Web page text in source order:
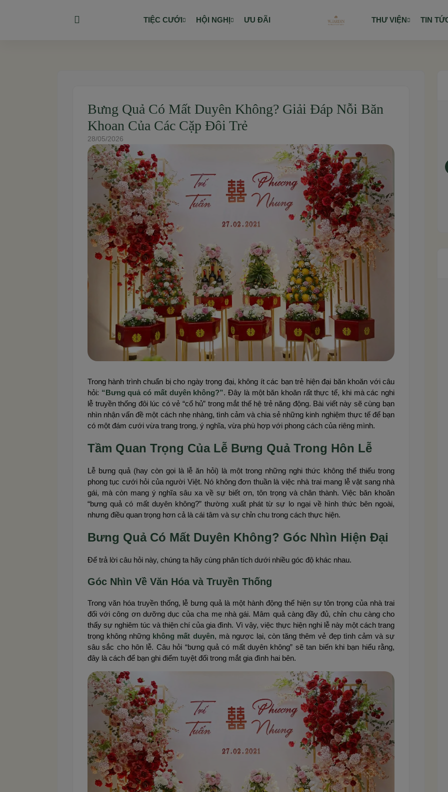
TIỆC CƯỚI HỘI NGHỊ ƯU ĐÃI THƯ VIỆN TIN
Bưng Quả Có Mất Duyên Không? Giải Đáp Nỗi Băn
Khoan Của Các Cặp Đôi Trẻ
28/05/2026
Trong hành trình chuẩn bị cho ngày trọng đại, không ít các bạn trẻ hiện đại băn khoăn với câu
hỏi: “Bưng quả có mất duyên không?”. Đây là một băn khoăn rất thực tế, khi mà các nghi
lễ truyền thống đôi lúc có vẻ “cổ hủ” trong mắt thế hệ trẻ năng động. Bài viết này sẽ cùng bạn
nhìn nhận vấn đề một cách nhẹ nhàng, tình cảm và chia sẻ những kinh nghiệm thực tế để bạn
có một đám cưới vừa trang trọng, ý nghĩa, vừa phù hợp với phong cách của riêng mình.
Tầm Quan Trọng Của Lễ Bưng Quả Trong Hôn Lễ
Lễ bưng quả (hay còn gọi là lễ ăn hỏi) là một trong những nghi thức không thể thiếu trong
phong tục cưới hỏi của người Việt. Nó không đơn thuần là việc nhà trai mang lễ vật sang nhà
gái, mà còn mang ý nghĩa sâu xa về sự biết ơn, tôn trọng và chân thành. Việc băn khoăn
“bưng quả có mất duyên không?” thường xuất phát từ sự lo ngại về hình thức bên ngoài,
nhưng điều quan trọng hơn cả là cái tâm và sự chỉn chu trong cách thực hiện.
Bưng Quả Có Mất Duyên Không? Góc Nhìn Hiện Đại
Để trả lời câu hỏi này, chúng ta hãy cùng phân tích dưới nhiều góc độ khác nhau.
Góc Nhìn Về Văn Hóa và Truyền Thống
Trong văn hóa truyền thống, lễ bưng quả là một hành động thể hiện sự tôn trọng của nhà trai
đối với công ơn dưỡng dục của cha mẹ nhà gái. Mâm quả càng đầy đủ, chỉn chu càng cho
thấy sự nghiêm túc và thiện chí của gia đình. Vì vậy, việc thực hiện nghi lễ này một cách trang
trọng không những không mất duyên, mà ngược lại, còn tăng thêm vẻ đẹp tình cảm và sự
sâu sắc cho hôn lễ. Câu hỏi “bưng quả có mất duyên không” sẽ tan biến khi bạn hiểu rằng,
đây là cách để bạn ghi điểm tuyệt đối trong mắt gia đình hai bên.